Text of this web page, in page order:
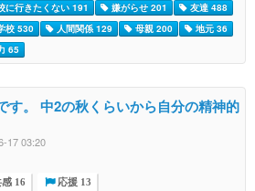
に行きたくない 191 嫌がらせ 201
友達 488
校 530 人間関係 129 母親 200
地元 36
65
す。 中2の秋くらいから自分の精神的
17 03:20
16 応援 13